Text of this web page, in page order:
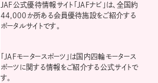
JAF公式優待情報サイト「JAFナビ」は、全国約
44,000か所ある会員優待施設をご紹介する
ポータルサイトです。
「JAFモータースポーツ」は国内四輪モータース
ポーツに関する情報をご紹介する公式サイトで
す。